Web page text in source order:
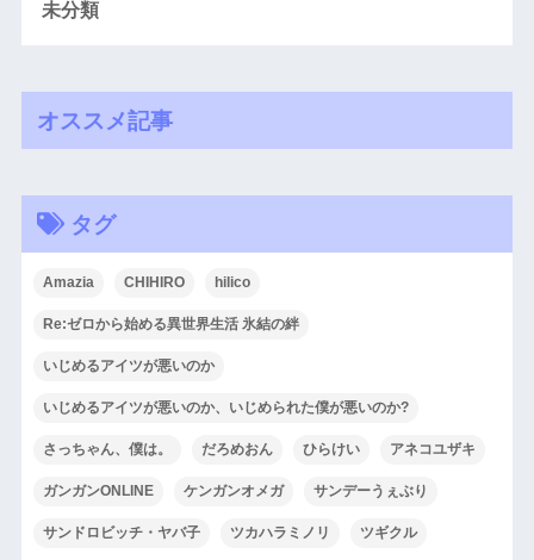
未分類
オススメ記事
タグ
Amazia CHIHIRO hilico
Re:ゼロから始める異世界生活 氷結の絆
いじめるアイツが悪いのか
いじめるアイツが悪いのか、いじめられた僕が悪いのか?
さっちゃん、僕は。 だろめおん ひらけい アネコユザキ
ガンガンONLINE ケンガンオメガ サンデーうぇぶり
サンドロビッチ・ヤバ子 ツカハラミノリ ツギクル